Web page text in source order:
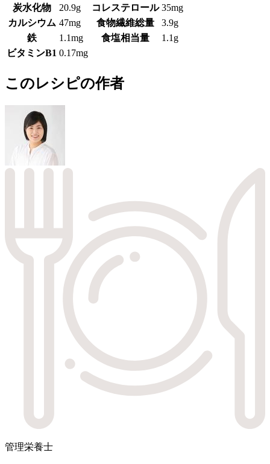
炭水化物 20.9g コレステロール 35mg
カルシウム 47mg 食物繊維総量
3.9g
鉄
1.1mg 食塩相当量
1.1g
ビタミンB1 0.17mg
このレシピの作者
管理栄養士